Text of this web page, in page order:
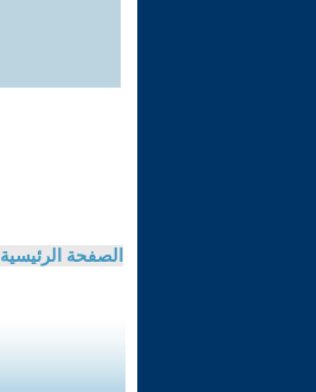
الصفحة الرئيسية